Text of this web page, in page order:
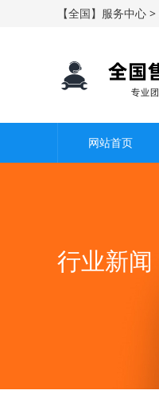
【全国】服务中心 >
网站首页
行业新闻